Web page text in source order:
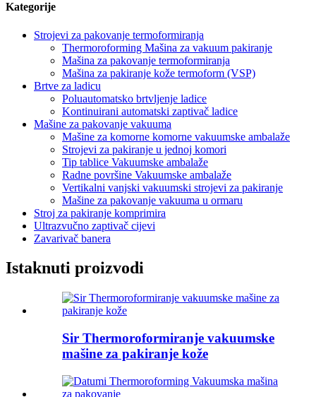
Kategorije
Strojevi za pakovanje termoformiranja
Thermoroforming Mašina za vakuum pakiranje
Mašina za pakovanje termoformiranja
Mašina za pakiranje kože termoform (VSP)
Brtve za ladicu
Poluautomatsko brtvljenje ladice
Kontinuirani automatski zaptivač ladice
Mašine za pakovanje vakuuma
Mašine za komorne komorne vakuumske ambalaže
Strojevi za pakiranje u jednoj komori
Tip tablice Vakuumske ambalaže
Radne površine Vakuumske ambalaže
Vertikalni vanjski vakuumski strojevi za pakiranje
Mašine za pakovanje vakuuma u ormaru
Stroj za pakiranje komprimira
Ultrazvučno zaptivač cijevi
Zavarivač banera
Istaknuti proizvodi
Sir Thermoroformiranje vakuumske
mašine za pakiranje kože